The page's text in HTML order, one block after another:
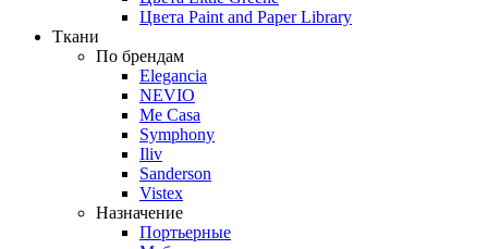
Цвета Paint and Paper Library
Ткани
По брендам
Elegancia
NEVIO
Me Casa
Symphony
Iliv
Sanderson
Vistex
Назначение
Портьерные